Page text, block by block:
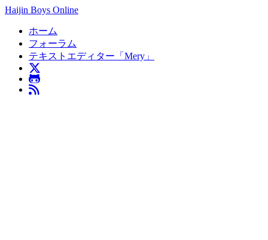
Haijin Boys Online
ホーム
フォーラム
テキストエディター「Mery」